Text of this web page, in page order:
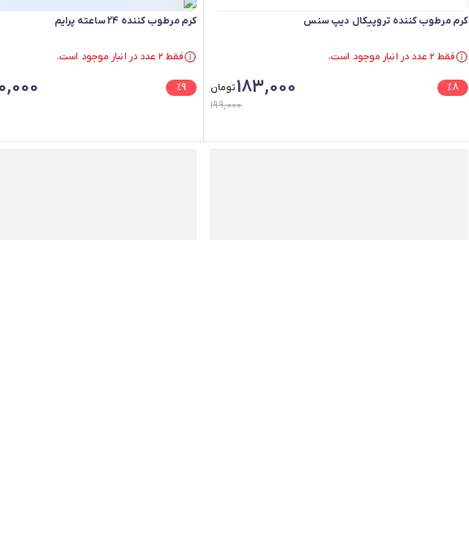
کرم مرطوب کننده تروپیکال دیپ سنس
فقط ۲ عدد در انبار موجود است.
فقط ۲ عدد در انبار موجود است.
%8
183,000تومان
199,000
کرم مرطوب کننده 24 ساعته پرایم
فقط ۲ عدد در انبار موجود است.
فقط ۲ عدد در انبار موجود است.
%9